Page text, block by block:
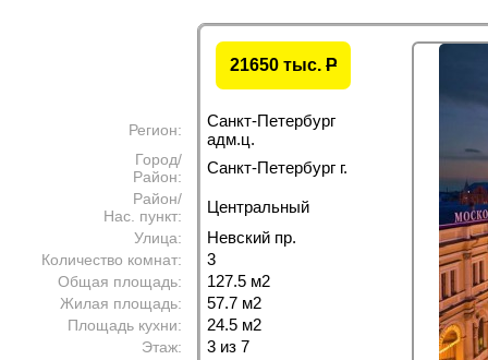
21650 тыс. P
Регион:
Санкт-Петербург
адм.ц.
Город/
Район:
Санкт-Петербург г.
Район/
Нас. пункт:
Центральный
Улица: Невский пр.
Количество комнат: 3
Общая площадь: 127.5 м2
Жилая площадь: 57.7 м2
Площадь кухни: 24.5 м2
Этаж: 3 из 7